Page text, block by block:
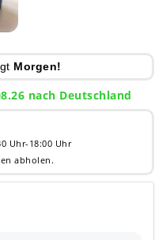
Morgen!
nach Deutschland
Uhr-18:00 Uhr
abholen.